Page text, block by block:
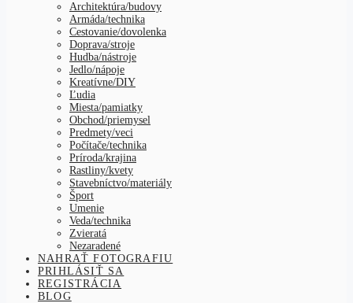
Architektúra/budovy
Armáda/technika
Cestovanie/dovolenka
Doprava/stroje
Hudba/nástroje
Jedlo/nápoje
Kreatívne/DIY
Ľudia
Miesta/pamiatky
Obchod/priemysel
Predmety/veci
Počítače/technika
Príroda/krajina
Rastliny/kvety
Stavebníctvo/materiály
Šport
Umenie
Veda/technika
Zvieratá
Nezaradené
NAHRAŤ FOTOGRAFIU
PRIHLÁSIŤ SA
REGISTRÁCIA
BLOG